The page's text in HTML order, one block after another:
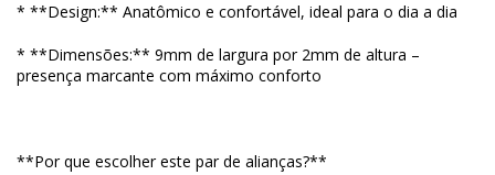
* **Design:** Anatômico e confortável, ideal para o dia a dia
* **Dimensões:** 9mm de largura por 2mm de altura –
presença marcante com máximo conforto
**Por que escolher este par de alianças?**